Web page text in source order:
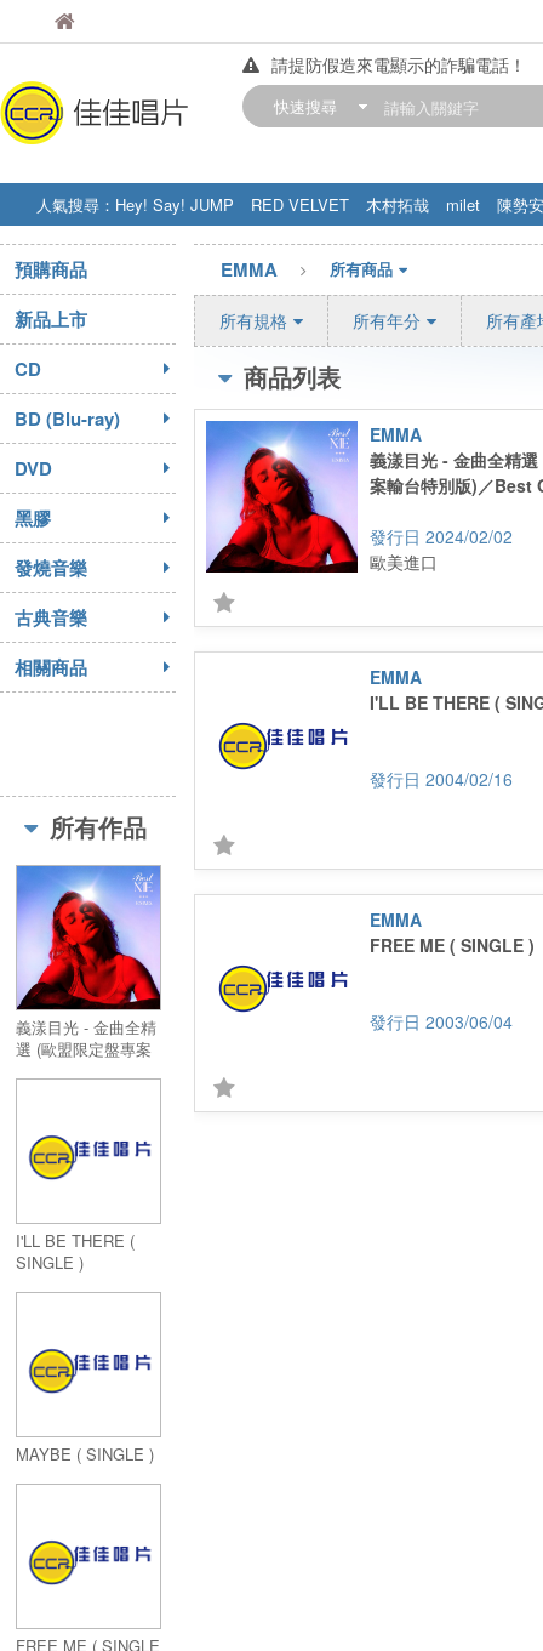
佳佳唱片
請提防假造來電顯示的詐騙電話！
【中華門市營業時間調整公告】
快速搜尋
人氣搜尋： Hey! Say! JUMP RED VELVET 木村拓哉 milet
陳勢安
STRAY KIDS
盧廣仲 周杰伦
預購商品
新品上市
CD
BD (Blu-ray)
DVD
黑膠
發燒音樂
古典音樂
相關商品
所有作品
義漾目光 - 金曲全精
選 (歐盟限定盤專案
I'LL BE THERE (
SINGLE )
MAYBE ( SINGLE )
FREE ME ( SINGLE
EMMA 所有商品
所有規格 所有年分 所有產
商品列表
EMMA
義漾目光 - 金曲全精
案輸台特別版)／Best
2024/02/02
歐美進口
EMMA
I'LL BE THERE (
2004/02/16
EMMA
FREE ME ( SINGLE )
2003/06/04